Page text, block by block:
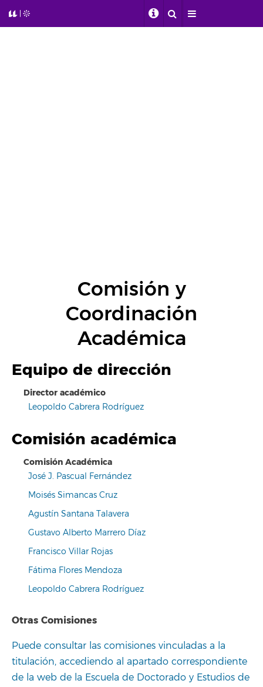
Comisión y
Coordinación
Académica
Equipo de dirección
Director académico
Leopoldo Cabrera Rodríguez
Comisión académica
Comisión Académica
José J. Pascual Fernández
Moisés Simancas Cruz
Agustín Santana Talavera
Gustavo Alberto Marrero Díaz
Francisco Villar Rojas
Fátima Flores Mendoza
Leopoldo Cabrera Rodríguez
Otras Comisiones
Puede consultar las comisiones vinculadas a la
titulación, accediendo al apartado correspondiente
de la web de la Escuela de Doctorado y Estudios de